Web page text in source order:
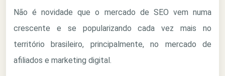
Não é novidade que o mercado de SEO vem numa
crescente e se popularizando cada vez mais no
território brasileiro, principalmente, no mercado de
afiliados e marketing digital.